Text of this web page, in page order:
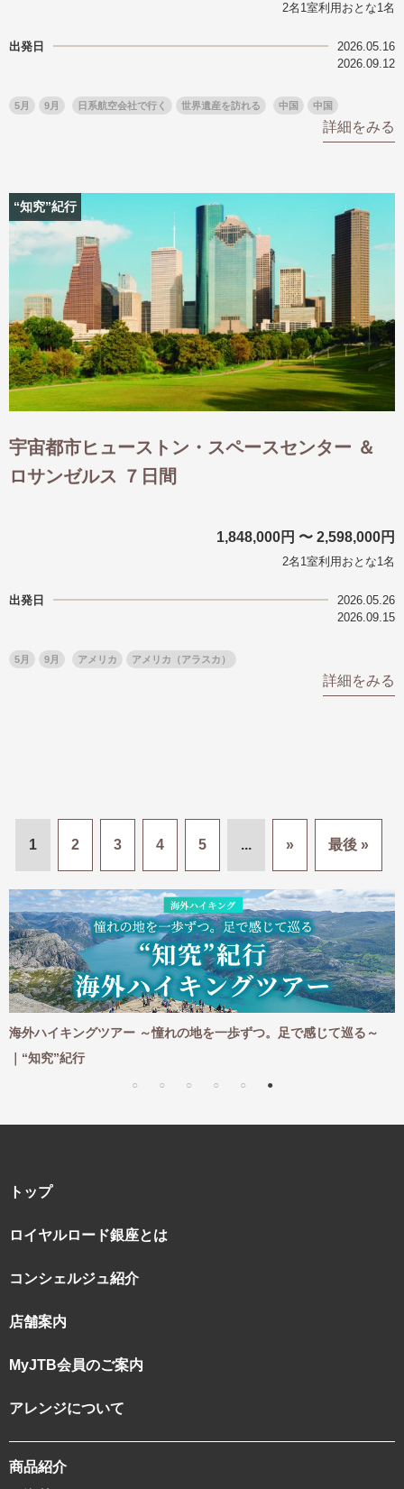
2名1室利用おとな1名
出発日
2026.05.16
2026.09.12
5月 9月 日系航空会社で行く 世界遺産を訪れる 中国 中国
詳細をみる
“知究”紀行
宇宙都市ヒューストン・スペースセンター ＆
ロサンゼルス ７日間
1,848,000円 〜 2,598,000円
2名1室利用おとな1名
出発日
2026.05.26
2026.09.15
5月 9月 アメリカ アメリカ（アラスカ）
詳細をみる
1 2 3 4 5 ... » 最後 »
海外ハイキングツアー ～憧れの地を一歩ずつ。足で感じて巡る～
｜“知究”紀行
トップ
ロイヤルロード銀座とは
コンシェルジュ紹介
店舗案内
MyJTB会員のご案内
アレンジについて
商品紹介